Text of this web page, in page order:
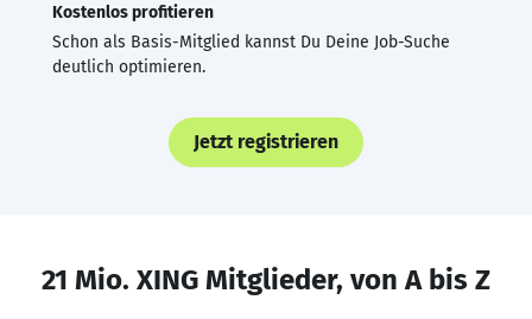
Kostenlos profitieren
Schon als Basis-Mitglied kannst Du Deine Job-Suche
deutlich optimieren.
Jetzt registrieren
21 Mio. XING Mitglieder, von A bis Z